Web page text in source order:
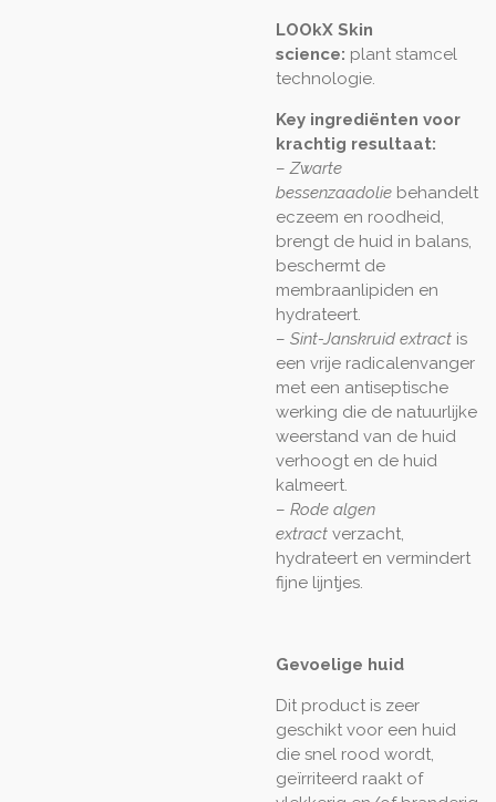
LOOkX Skin
science: plant stamcel
technologie.
Key ingrediënten voor
krachtig resultaat:
–Zwarte
bessenzaadolie behandelt
eczeem en roodheid,
brengt de huid in balans,
beschermt de
membraanlipiden en
hydrateert.
– Sint-Janskruid extract is
een vrije radicalenvanger
met een antiseptische
werking die de natuurlijke
weerstand van de huid
verhoogt en de huid
kalmeert.
– Rode algen
extract verzacht,
hydrateert en vermindert
fijne lijntjes.
Gevoelige huid
Dit product is zeer
geschikt voor een huid
die snel rood wordt,
geïrriteerd raakt of